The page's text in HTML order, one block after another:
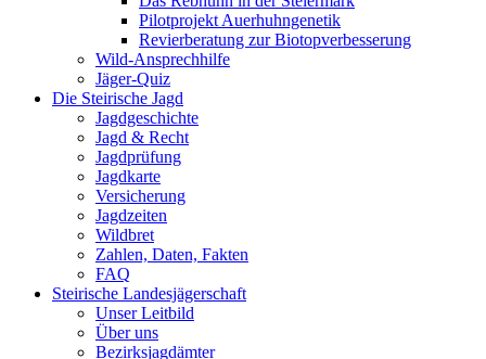
Pilotprojekt Auerhuhngenetik
Revierberatung zur Biotopverbesserung
Wild-Ansprechhilfe
Jäger-Quiz
Die Steirische Jagd
Jagdgeschichte
Jagd & Recht
Jagdprüfung
Jagdkarte
Versicherung
Jagdzeiten
Wildbret
Zahlen, Daten, Fakten
FAQ
Steirische Landesjägerschaft
Unser Leitbild
Über uns
Bezirksjagdämter